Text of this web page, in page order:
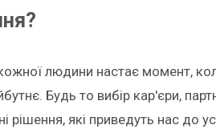
людини настає момент,
Будь то вибір кар'єри,
рішення, які приведуть нас до